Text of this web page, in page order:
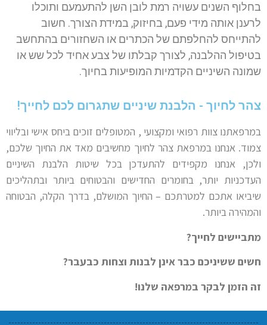
בחלוף השנים עשויה רמת לובן השן להתעמעם ותוכלו
לרענן אותה מידי פעם, בחיזוק, במידת הצורך. חשוב
להתייחס להחלפתם של הכתרים או השחזורים בהתחשב
בטיפול ההלבנה, לצורך קבלתו של צבע אחיד לכל שש או
שמונה השיניים הקדמיות המופיעות בחיוך.
צהר לחיוך - הלבנת שיניים שתגרום לכם לחייך!
במרפאתנו צוות רפואי ומקצועי , המטופלים זוכים ביחס אישי ובליווי
צמוד. אנחנו במרפאת צהר לחיוך מחשיבים מאד את החיוך שלכם,
ולכן, אנחנו מקפידים להתעדכן בכל שיטות הלבנת השיניים
העדכניות יותר, בחומרים החדישים והבטוחים ביותר ובתהליכים
שיביאו אתכם למטרתכם – החיוך המושלם, בדרך הקלה, הבטוחה
והמהירה ביותר.
מתביישים לחייך?
חשים ששיניכם כבר אינן לבנות וצחות כבעבר?
זה הזמן לבקר במרפאה שלנו!